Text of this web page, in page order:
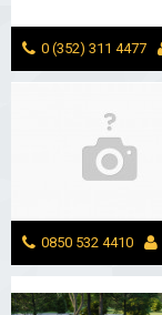
0 (352) 311 4477
0850 532 4410